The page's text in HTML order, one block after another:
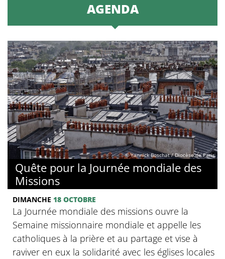
AGENDA
© Yannick Boschat / Diocèse de Paris
Quête pour la Journée mondiale des
Missions
DIMANCHE 18 OCTOBRE
La Journée mondiale des missions ouvre la
Semaine missionnaire mondiale et appelle les
catholiques à la prière et au partage et vise à
raviver en eux la solidarité avec les églises locales